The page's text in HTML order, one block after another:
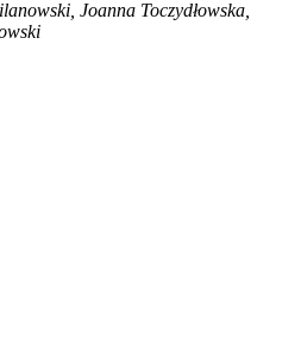
Joanna Toczydłowska,